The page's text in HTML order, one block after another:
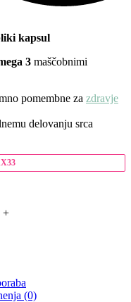
kapsul
3 maščobnimi
pomembne za zdravje
delovanju srca
+
(0)